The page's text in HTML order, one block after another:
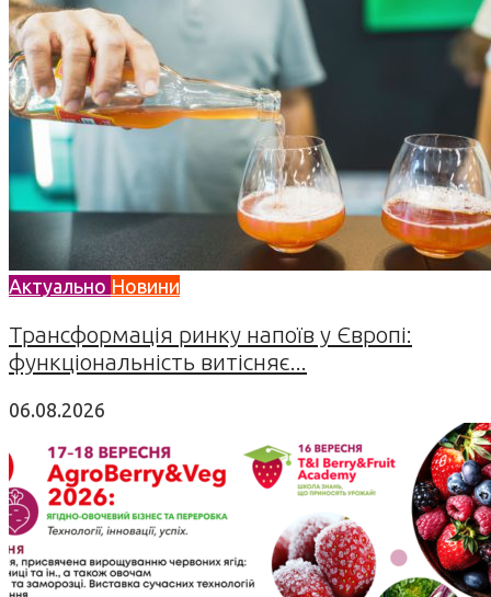
Актуально Новини
Трансформація ринку напоїв у Європі:
функціональність витісняє...
06.08.2026